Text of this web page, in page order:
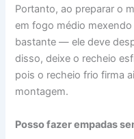
Portanto, ao preparar o
em fogo médio
bastante — ele deve
disso, deixe o recheio
pois o recheio frio firma
montagem.
Posso fazer empadas